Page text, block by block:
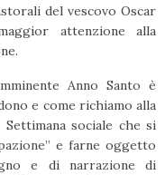
del vescovo Oscar
attenzione alla
Anno Santo è
e come richiamo alla
sociale che si
e farne oggetto
e di narrazione di